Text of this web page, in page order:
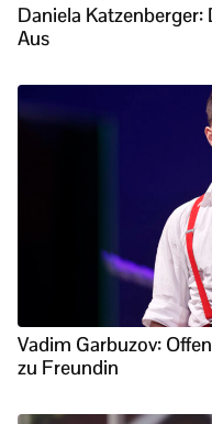
Daniela
Aus
Vadim Garbuzov:
zu Freundin